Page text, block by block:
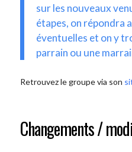
sur les nouveaux
étapes, on répondra
éventuelles et on y
parrain ou une
Retrouvez le groupe via son
Changements /